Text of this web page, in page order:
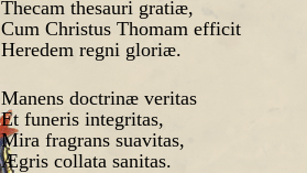
Thecam thesauri gratiæ,
Cum Christus Thomam efficit
Heredem regni gloriæ.
Manens doctrinæ veritas
Et funeris integritas,
Mira fragrans suavitas,
Ægris collata sanitas.